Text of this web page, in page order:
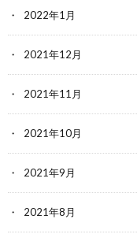
2022年1月
2021年12月
2021年11月
2021年10月
2021年9月
2021年8月